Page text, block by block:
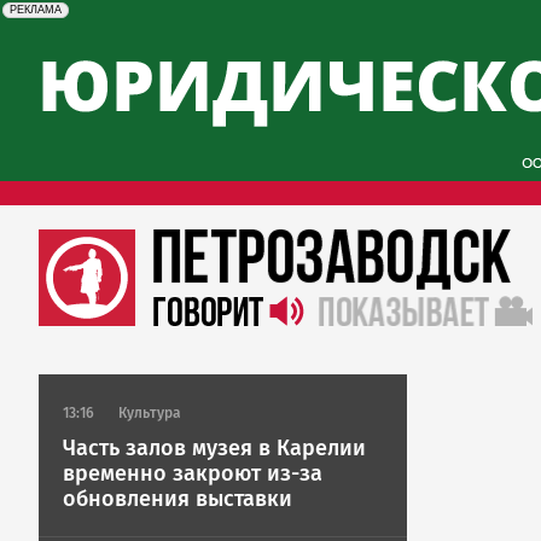
erid: 2SDnjcySKKc
РЕКЛАМА
Реклама
13:16 Культура
Часть залов музея в Карелии
временно закроют из-за
обновления выставки